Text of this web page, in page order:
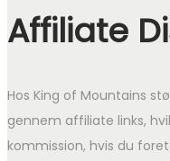
Affiliate
Hos King of Mountains
gennem affiliate links,
kommission, hvis du